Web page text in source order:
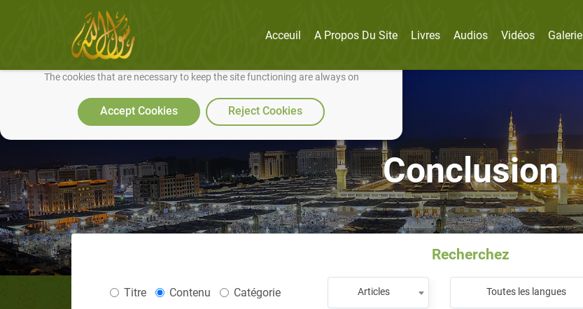
We use cookies to make our site work well for you and so we can continually improve it.
The cookies that are necessary to keep the site functioning are always on
Accept Cookies Reject Cookies
Acceuil A Propos Du Site Livres Audios Vidéos Galerie
Conclusion
Recherchez
Titre Contenu Catégorie Articles Toutes les langues